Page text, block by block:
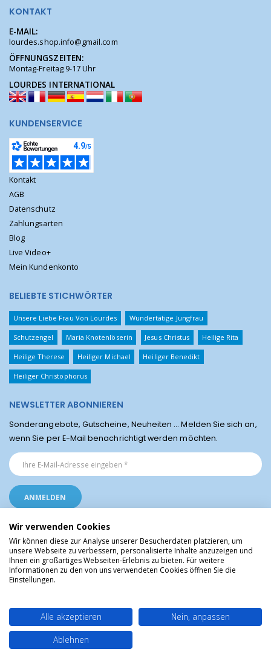
KONTAKT
E-MAIL:
lourdes.shop.info@gmail.com
ÖFFNUNGSZEITEN:
Montag-Freitag 9-17 Uhr
LOURDES INTERNATIONAL
KUNDENSERVICE
Kontakt
AGB
Datenschutz
Zahlungsarten
Blog
Live Video+
Mein Kundenkonto
BELIEBTE STICHWÖRTER
Unsere Liebe Frau Von Lourdes Wundertätige Jungfrau
Schutzengel Maria Knotenlöserin Jesus Christus Heilige Rita
Heilige Therese Heiliger Michael Heiliger Benedikt
Heiliger Christophorus
NEWSLETTER ABONNIEREN
Sonderangebote, Gutscheine, Neuheiten ... Melden Sie sich an,
wenn Sie per E-Mail benachrichtigt werden möchten.
Religiöse Artikel aus Lourdes © Christliche Geschenke und Devotionalien aus
dem Heiligtum von Lourdes, Frankreich
Wir verwenden Cookies
Wir können diese zur Analyse unserer Besucherdaten platzieren, um
unsere Webseite zu verbessern, personalisierte Inhalte anzuzeigen und
Ihnen ein großartiges Webseiten-Erlebnis zu bieten. Für weitere
Informationen zu den von uns verwendeten Cookies öffnen Sie die
Einstellungen.
Alle akzeptieren
Nein, anpassen
Ablehnen